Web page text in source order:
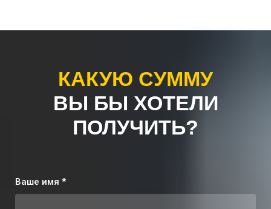
КАКУЮ СУММУ
ВЫ БЫ ХОТЕЛИ
ПОЛУЧИТЬ?
Ваше имя *